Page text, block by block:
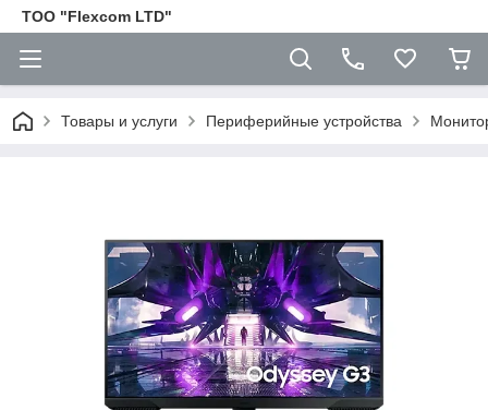
ТОО "Flexcom LTD"
Товары и услуги Периферийные устройства